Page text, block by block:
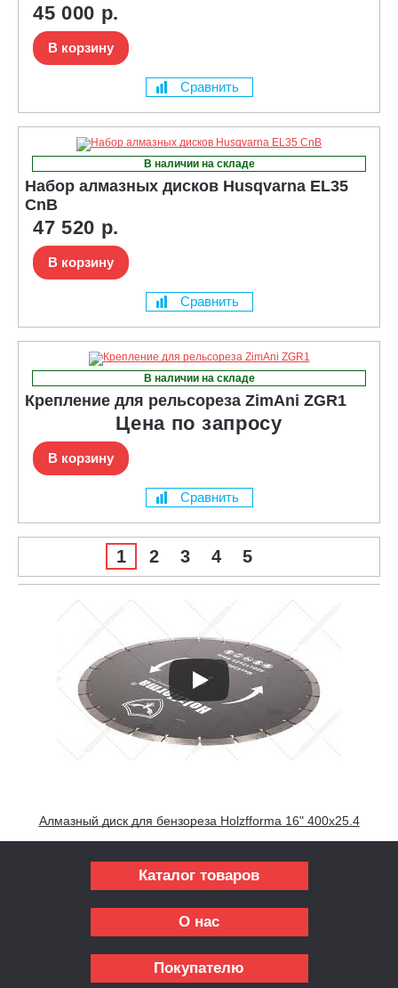
45 000 р.
В корзину
Сравнить
В наличии на складе
Набор алмазных дисков Husqvarna EL35
CnB
47 520 р.
В корзину
Сравнить
В наличии на складе
Крепление для рельсореза ZimAni ZGR1
Цена по запросу
В корзину
Сравнить
1 2 3 4 5
Алмазный диск для бензореза Holzfforma 16" 400x25.4
Каталог товаров
О нас
Покупателю